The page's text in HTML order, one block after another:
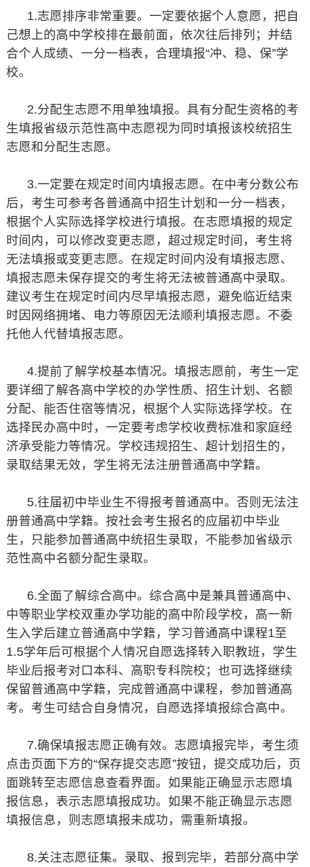
1.志愿排序非常重要。一定要依据个人意愿，把自
己想上的高中学校排在最前面，依次往后排列；并结
合个人成绩、一分一档表，合理填报“冲、稳、保”学
校。
2.分配生志愿不用单独填报。具有分配生资格的考
生填报省级示范性高中志愿视为同时填报该校统招生
志愿和分配生志愿。
3.一定要在规定时间内填报志愿。在中考分数公布
后，考生可参考各普通高中招生计划和一分一档表，
根据个人实际选择学校进行填报。在志愿填报的规定
时间内，可以修改变更志愿，超过规定时间，考生将
无法填报或变更志愿。在规定时间内没有填报志愿、
填报志愿未保存提交的考生将无法被普通高中录取。
建议考生在规定时间内尽早填报志愿，避免临近结束
时因网络拥堵、电力等原因无法顺利填报志愿。不委
托他人代替填报志愿。
4.提前了解学校基本情况。填报志愿前，考生一定
要详细了解各高中学校的办学性质、招生计划、名额
分配、能否住宿等情况，根据个人实际选择学校。在
选择民办高中时，一定要考虑学校收费标准和家庭经
济承受能力等情况。学校违规招生、超计划招生的，
录取结果无效，学生将无法注册普通高中学籍。
5.往届初中毕业生不得报考普通高中。否则无法注
册普通高中学籍。按社会考生报名的应届初中毕业
生，只能参加普通高中统招生录取，不能参加省级示
范性高中名额分配生录取。
6.全面了解综合高中。综合高中是兼具普通高中、
中等职业学校双重办学功能的高中阶段学校，高一新
生入学后建立普通高中学籍，学习普通高中课程1至
1.5学年后可根据个人情况自愿选择转入职教班，学生
毕业后报考对口本科、高职专科院校；也可选择继续
保留普通高中学籍，完成普通高中课程，参加普通高
考。考生可结合自身情况，自愿选择填报综合高中。
7.确保填报志愿正确有效。志愿填报完毕，考生须
点击页面下方的“保存提交志愿”按钮，提交成功后，页
面跳转至志愿信息查看界面。如果能正确显示志愿填
报信息，表示志愿填报成功。如果不能正确显示志愿
填报信息，则志愿填报未成功，需重新填报。
8.关注志愿征集。录取、报到完毕，若部分高中学